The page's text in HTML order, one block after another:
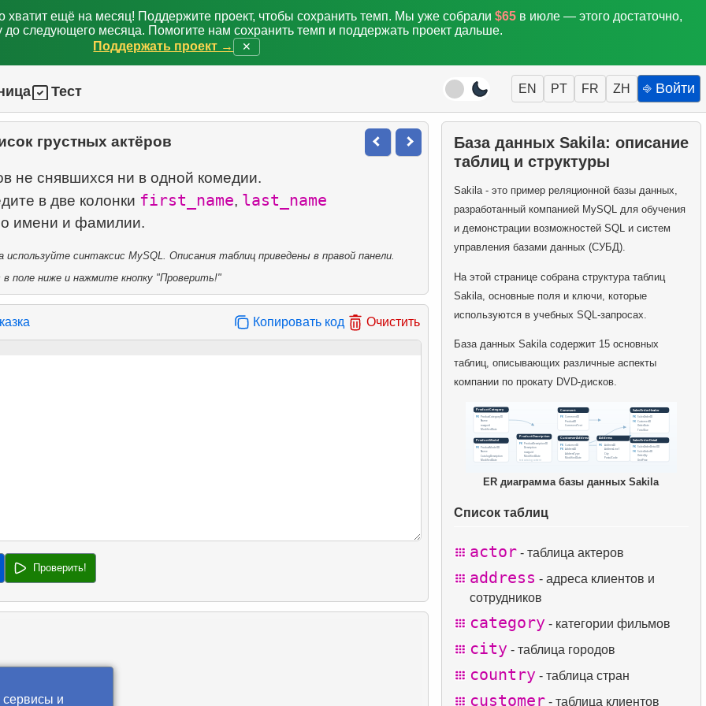
хватит ещё на месяц! Поддержите проект, чтобы сохранить темп. Мы уже собрали $65 в июле — этого достаточно,
до следующего месяца. Помогите нам сохранить темп и поддержать проект дальше.
Поддержать проект →
✕
Тест EN PT FR ZH ⎆ Войти
грустных актёров
не снявшихся ни в одной комедии.
в две колонки first_name, last_name
синтаксис MySQL. Описания таблиц приведены в правой панели.
поле ниже и нажмите кнопку "Проверить!"
Копировать код Очистить
Проверить!
База данных Sakila: описание
таблиц и структуры
Sakila - это пример реляционной базы данных,
разработанный компанией MySQL для обучения
и демонстрации возможностей SQL и систем
управления базами данных (СУБД).
На этой странице собрана структура таблиц
Sakila, основные поля и ключи, которые
используются в учебных SQL-запросах.
База данных Sakila содержит 15 основных
таблиц, описывающих различные аспекты
компании по прокату DVD-дисков.
ER диаграмма базы данных Sakila
Список таблиц
actor - таблица актеров
address - адреса клиентов и
сотрудников
category - категории фильмов
city - таблица городов
country - таблица стран
customer - таблица клиентов
сервисы и